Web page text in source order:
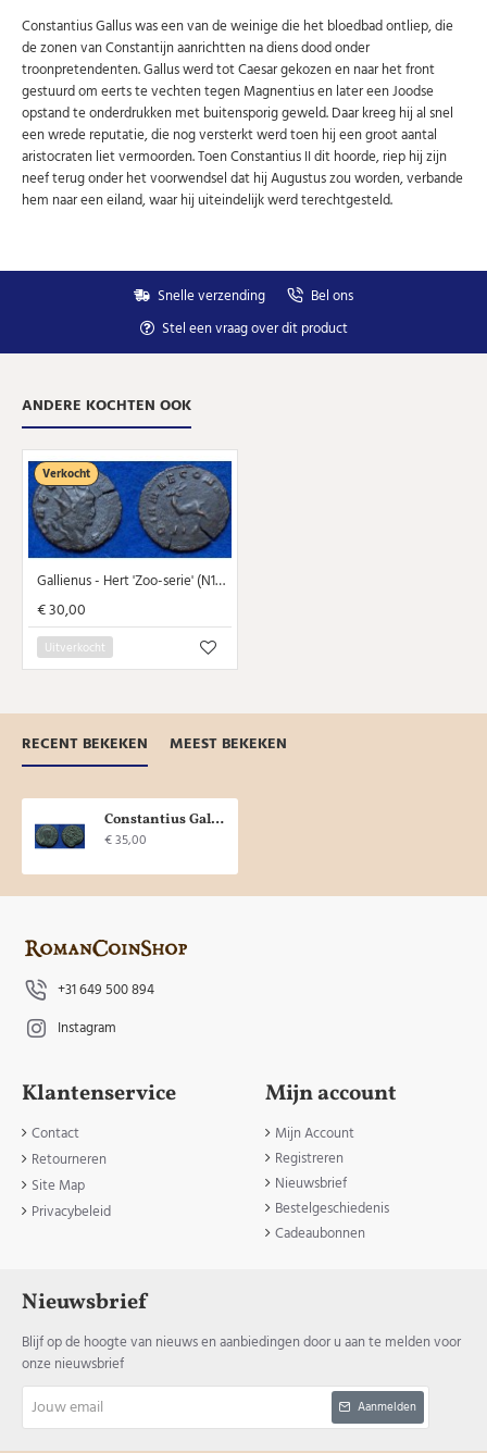
Uw
U kunt zich op elk moment weer afmelden via de nieuwsbrief.
Uw gegevens worden niet gedeeld met derden
Niet meer opnieuw tonen.
Constantius Gallus was een van de weinige die het bloedbad ontliep, die
de zonen van Constantijn aanrichtten na diens dood onder
troonpretendenten. Gallus werd tot Caesar gekozen en naar het front
gestuurd om eerts te vechten tegen Magnentius en later een Joodse
opstand te onderdrukken met buitensporig geweld. Daar kreeg hij al snel
een wrede reputatie, die nog versterkt werd toen hij een groot aantal
aristocraten liet vermoorden. Toen Constantius II dit hoorde, riep hij zijn
neef terug onder het voorwendsel dat hij Augustus zou worden, verbande
hem naar een eiland, waar hij uiteindelijk werd terechtgesteld.
Snelle verzending
Bel ons
Stel een vraag over dit product
ANDERE KOCHTEN OOK
Verkocht
Gallienus - Hert 'Zoo-serie' (N1614)
€ 30,00
Uitverkocht
RECENT BEKEKEN MEEST BEKEKEN
Constantius Gallus - Fel Temp Reparatio, Cyzicus! (O1821)
€ 35,00
+31 649 500 894
Instagram
Klantenservice
Contact
Retourneren
Site Map
Privacybeleid
Mijn account
Mijn Account
Registreren
Nieuwsbrief
Bestelgeschiedenis
Cadeaubonnen
Nieuwsbrief
Blijf op de hoogte van nieuws en aanbiedingen door u aan te melden voor
onze nieuwsbrief
email
Aanmelden